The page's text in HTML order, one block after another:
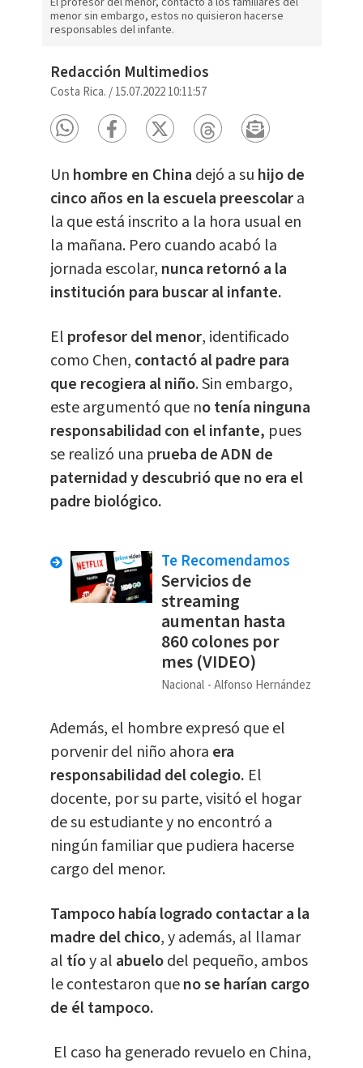
menor sin embargo, estos no quisieron hacerse
responsables del infante.
Redacción Multimedios
Costa Rica. /15.07.2022 10:11:57
Un hombre en China dejó a su hijo de
cinco años en la escuela preescolara
la que está inscrito a la hora usual en
la mañana. Pero cuando acabó la
jornada escolar, nunca retornó a la
institución para buscar al infante.
El profesor del menor, identificado
como Chen, contactó al padre para
que recogiera al niño. Sin embargo,
este argumentó que no tenía ninguna
responsabilidad con el infante, pues
se realizó una prueba de ADN de
paternidad y descubrió que no era el
padre biológico.
Te Recomendamos
Servicios de
streaming
aumentan hasta
860 colones por
mes (VIDEO)
Nacional Alfonso Hernández
Además, el hombre expresó que el
porvenir del niño ahora era
responsabilidad del colegio. El
docente, por su parte, visitó el hogar
de su estudiante y no encontró a
ningún familiar que pudiera hacerse
cargo del menor.
Tampoco había logrado contactar a la
madre del chico, y además, al llamar
al tíoy al abuelodel pequeño, ambos
le contestaron queno se harían cargo
de él tampoco.
El caso ha generado revuelo en China,